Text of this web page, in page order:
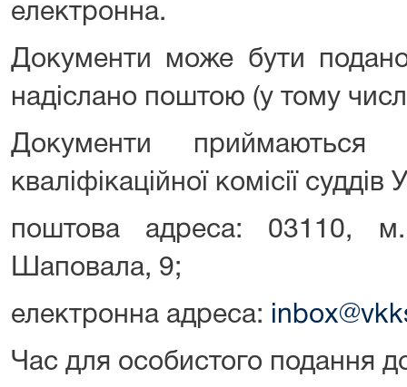
електронна.
Документи може бути
надіслано поштою (у тому
Документи
кваліфікаційної комісії суддів
поштова адреса: 03110,
Шаповала, 9;
електронна адреса:
Час для особистого подання